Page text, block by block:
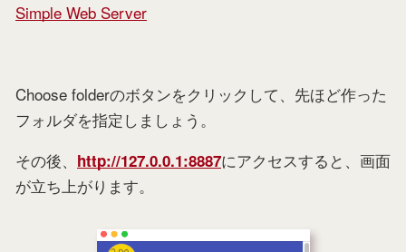
Simple Web Server
Choose folderのボタンをクリックして、先ほど作った
フォルダを指定しましょう。
その後、 http://127.0.0.1:8887にアクセスすると、画面
が立ち上がります。